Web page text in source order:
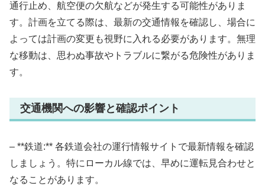
通行止め、航空便の欠航などが発生する可能性がありま
す。計画を立てる際は、最新の交通情報を確認し、場合に
よっては計画の変更も視野に入れる必要があります。無理
な移動は、思わぬ事故やトラブルに繋がる危険性がありま
す。
交通機関への影響と確認ポイント
– **鉄道:** 各鉄道会社の運行情報サイトで最新情報を確認
しましょう。特にローカル線では、早めに運転見合わせと
なることがあります。